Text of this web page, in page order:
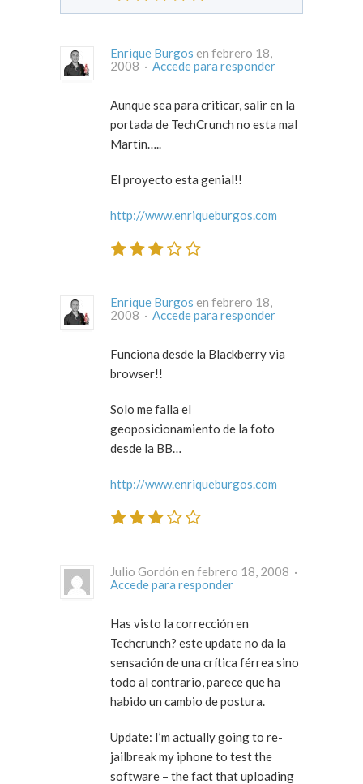
Enrique Burgos en febrero 18,
2008 · Accede para responder
Aunque sea para criticar, salir en la
portada de TechCrunch no esta mal
Martin…..
El proyecto esta genial!!
http://www.enriqueburgos.com
Enrique Burgos en febrero 18,
2008 · Accede para responder
Funciona desde la Blackberry via
browser!!
Solo me falla el
geoposicionamiento de la foto
desde la BB…
http://www.enriqueburgos.com
Julio Gordón en febrero 18, 2008 ·
Accede para responder
Has visto la corrección en
Techcrunch? este update no da la
sensación de una crítica férrea sino
todo al contrario, parece que ha
habido un cambio de postura.
Update: I’m actually going to re-
jailbreak my iphone to test the
software – the fact that uploading